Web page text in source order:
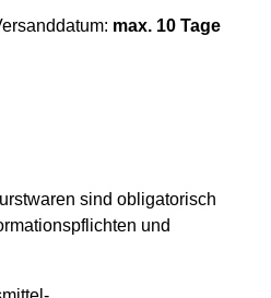
max. 10 Tage
sind obligatorisch
und